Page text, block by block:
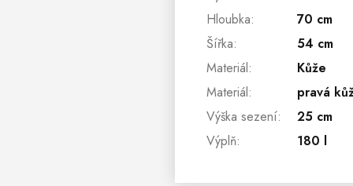
Hloubka:
70 cm
Šířka:
54 cm
Materiál:
Kůže
Materiál:
pravá
Výška sezení:
25 cm
Výplň: 180 l